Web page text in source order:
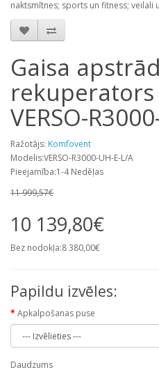
naktsmītnes; sports un fitness; veilali
Gaisa
VERSO-
Ražotājs: Komfovent
Modelis:VERSO-R3000-UH-E-L/A
Pieejamība:1-4 Nedēļas
11 999,57€
10 139,80€
Bez nodokļa:8 380,00€
Papildu izvēles:
Apkalpošanas puse
Daudzums